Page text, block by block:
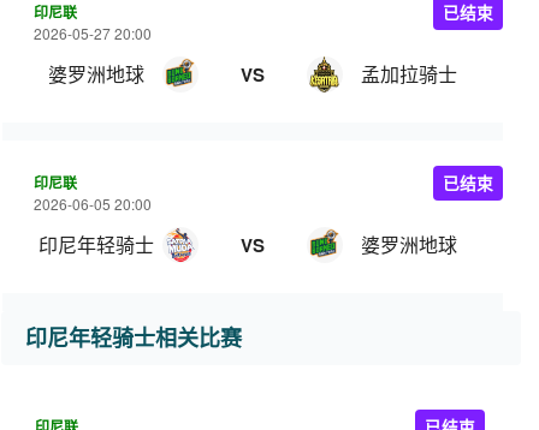
印尼联
2026-05-27 20:00
婆罗洲地球 VS 孟加拉骑士
已结束
印尼联
2026-06-05 20:00
印尼年轻骑士 VS 婆罗洲地球
已结束
印尼年轻骑士相关比赛